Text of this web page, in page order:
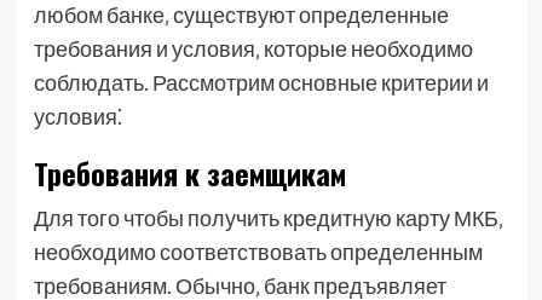
любом банке‚ существуют определенные
требования и условия‚ которые необходимо
соблюдать. Рассмотрим основные критерии и
условия⁚
Требования к заемщикам
Для того чтобы получить кредитную карту МКБ‚
необходимо соответствовать определенным
требованиям. Обычно‚ банк предъявляет